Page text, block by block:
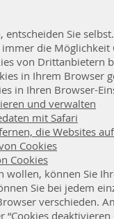
Sie
die
von Drittanbietern
in Ihrem Browser
in Ihren Browser-
und verwalten
mit Safari
die Websites
Cookies
Cookies
wollen, können Sie
Sie bei jedem
verschieden.
“Cookies